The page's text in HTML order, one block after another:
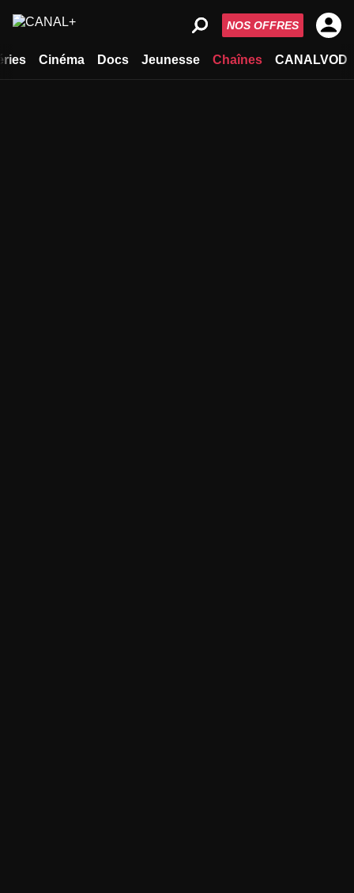
Cinéma Docs Jeunesse Chaînes CANALVOD
NOS OFFRES